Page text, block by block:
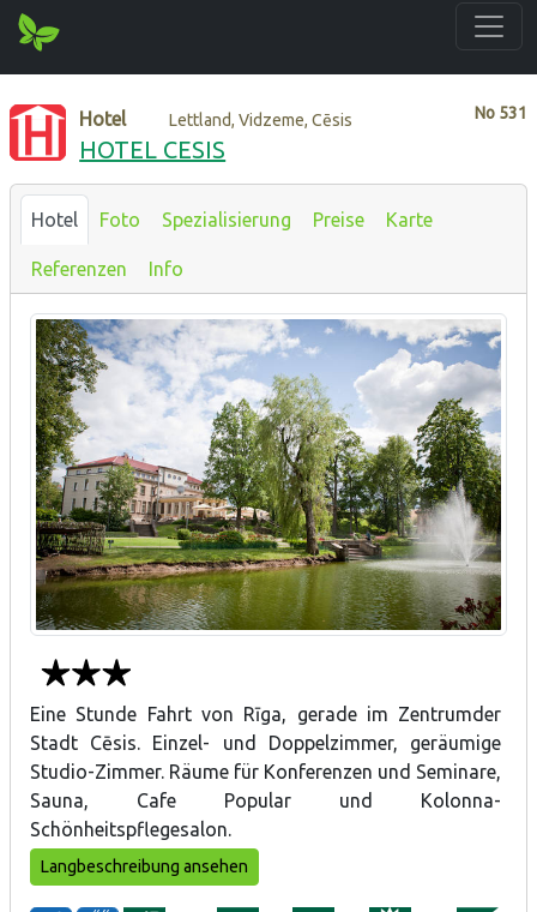
No 531
Hotel Lettland, Vidzeme, Cēsis
HOTEL CESIS
Hotel Foto Spezialisierung Preise Karte
Referenzen Info
Eine Stunde Fahrt von Rīga, gerade im Zentrumder
Stadt Cēsis. Einzel- und Doppelzimmer, geräumige
Studio-Zimmer. Räume für Konferenzen und Seminare,
Sauna, Cafe Popular und Kolonna-
Schönheitspflegesalon.
Langbeschreibung ansehen